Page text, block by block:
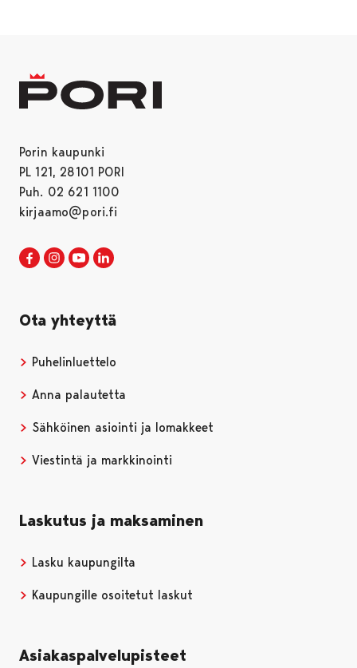
Porin kaupunki
PL 121, 28101 PORI
Puh. 02 621 1100
kirjaamo@pori.fi
Porin kaupunki Facebookissa
Avautuu uudessa välilehdessä
Porin kaupunki Instagramissa
Avautuu uudessa välilehdessä
Porin kaupunki Youtubessa
Avautuu uudessa välilehdessä
Ota yhteyttä
Puhelinluettelo
Anna palautetta
Sähköinen asiointi ja lomakkeet
Viestintä ja markkinointi
Laskutus ja maksaminen
Lasku kaupungilta
Kaupungille osoitetut laskut
Asiakaspalvelupisteet